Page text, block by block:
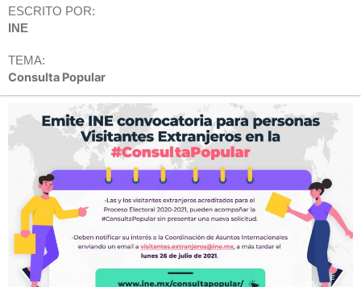
ESCRITO POR:
INE
TEMA:
Consulta Popular